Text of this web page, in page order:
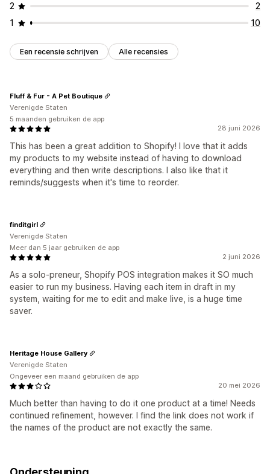
2
2
1
10
Een recensie schrijven Alle recensies
28 juni 2026
This has been a great addition to Shopify! I love that it adds
my products to my website instead of having to download
everything and then write descriptions. I also like that it
reminds/suggests when it's time to reorder.
Fluff & Fur - A Pet Boutique
Verenigde Staten
5 maanden gebruiken de app
2 juni 2026
As a solo-preneur, Shopify POS integration makes it SO much
easier to run my business. Having each item in draft in my
system, waiting for me to edit and make live, is a huge time
saver.
finditgirl
Verenigde Staten
Meer dan 5 jaar gebruiken de app
20 mei 2026
Much better than having to do it one product at a time! Needs
continued refinement, however. I find the link does not work if
the names of the product are not exactly the same.
Heritage House Gallery
Verenigde Staten
Ongeveer een maand gebruiken de app